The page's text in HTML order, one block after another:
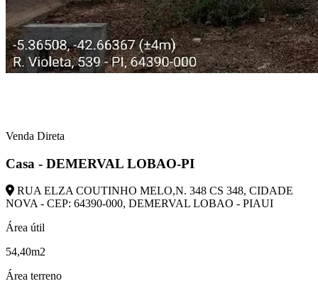
Venda Direta
Casa - DEMERVAL LOBAO-PI
RUA ELZA COUTINHO MELO,N. 348 CS 348, CIDADE
NOVA - CEP: 64390-000, DEMERVAL LOBAO - PIAUI
Área útil
54,40m2
Área terreno